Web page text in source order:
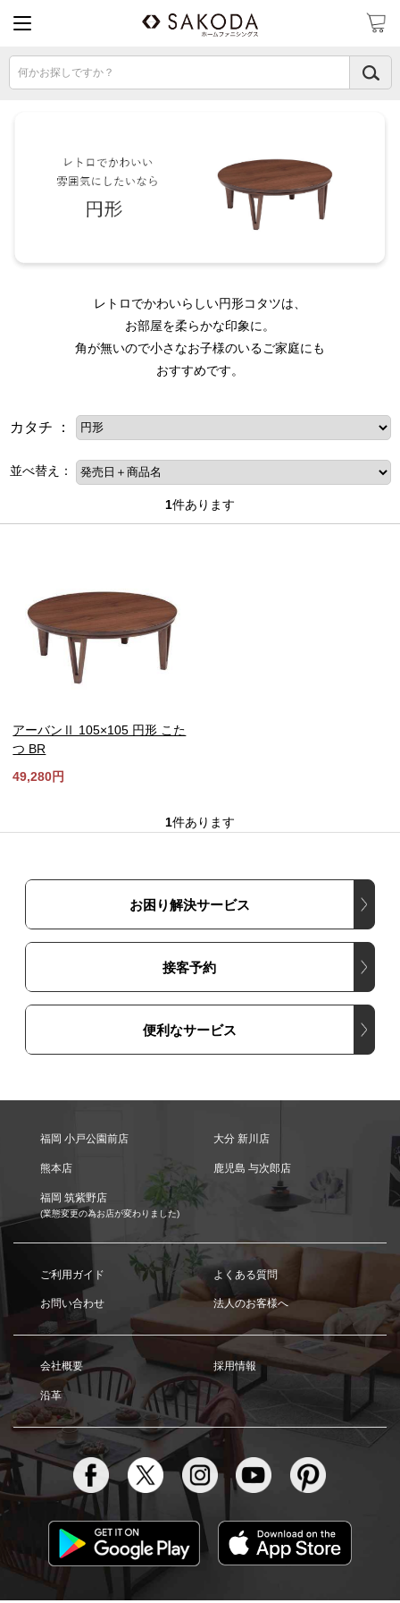
何かお探しですか？
レトロでかわいらしい円形コタツは、
お部屋を柔らかな印象に。
角が無いので小さなお子様のいるご家庭にも
おすすめです。
カタチ ：
並べ替え：
1件あります
アーバンⅡ 105×105 円形 こた
つ BR
49,280円
1件あります
お困り解決サービス
接客予約
便利なサービス
福岡 小戸公園前店 大分 新川店
熊本店 鹿児島 与次郎店
福岡 筑紫野店
(業態変更の為お店が変わりました)
ご利用ガイド よくある質問
お問い合わせ 法人のお客様へ
会社概要 採用情報
沿革